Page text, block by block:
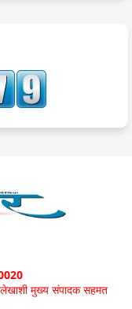
लेखाशी मुख्य संपादक सहमत